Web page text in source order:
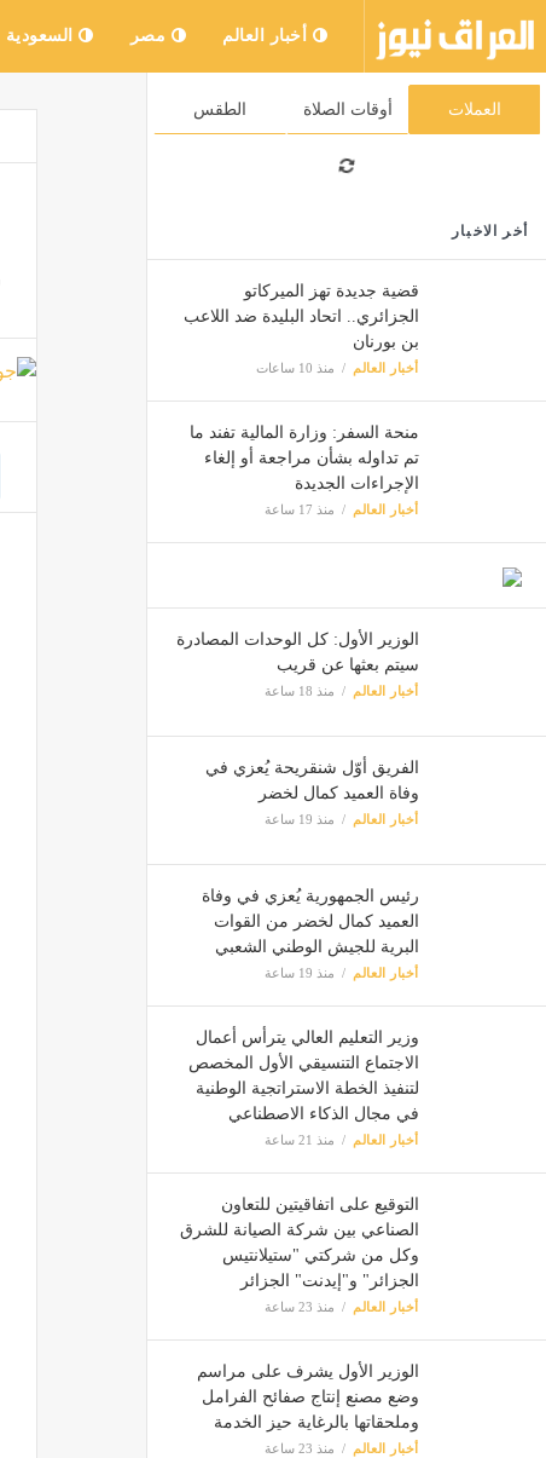
أخبار العالم مصر السعودية
العملات أوقات الصلاة الطقس
أخر الاخبار
قضية جديدة تهز الميركاتو
الجزائري.. اتحاد البليدة ضد اللاعب
بن بورنان
أخبار العالم منذ 10 ساعات
منحة السفر: وزارة المالية تفند ما
تم تداوله بشأن مراجعة أو إلغاء
الإجراءات الجديدة
أخبار العالم منذ 17 ساعة
الوزير الأول: كل الوحدات المصادرة
سيتم بعثها عن قريب
أخبار العالم منذ 18 ساعة
الفريق أوّل شنقريحة يُعزي في
وفاة العميد كمال لخضر
أخبار العالم منذ 19 ساعة
رئيس الجمهورية يُعزي في وفاة
العميد كمال لخضر من القوات
البرية للجيش الوطني الشعبي
أخبار العالم منذ 19 ساعة
وزير التعليم العالي يترأس أعمال
الاجتماع التنسيقي الأول المخصص
لتنفيذ الخطة الاستراتجية الوطنية
في مجال الذكاء الاصطناعي
أخبار العالم منذ 21 ساعة
التوقيع على اتفاقيتين للتعاون
الصناعي بين شركة الصيانة للشرق
وكل من شركتي "ستيلانتيس
الجزائر" و"إيدنت" الجزائر
أخبار العالم منذ 23 ساعة
الوزير الأول يشرف على مراسم
وضع مصنع إنتاج صفائح الفرامل
وملحقاتها بالرغاية حيز الخدمة
أخبار العالم منذ 23 ساعة